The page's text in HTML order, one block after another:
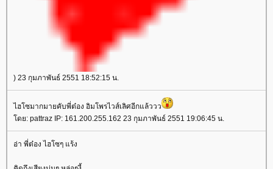
) 23 กุมภาพันธ์ 2551 18:52:15 น.
ไฮโซมากมายคับพี่ต๋อง อิมโพรไวส์เลิศอีกแล้ววว
ดย: pattraz IP: 161.200.255.162 23 กุมภาพันธ์ 2551 19:06:45 น.
อ่า พี่ต๋อง ไฮโซๆ แร้ง